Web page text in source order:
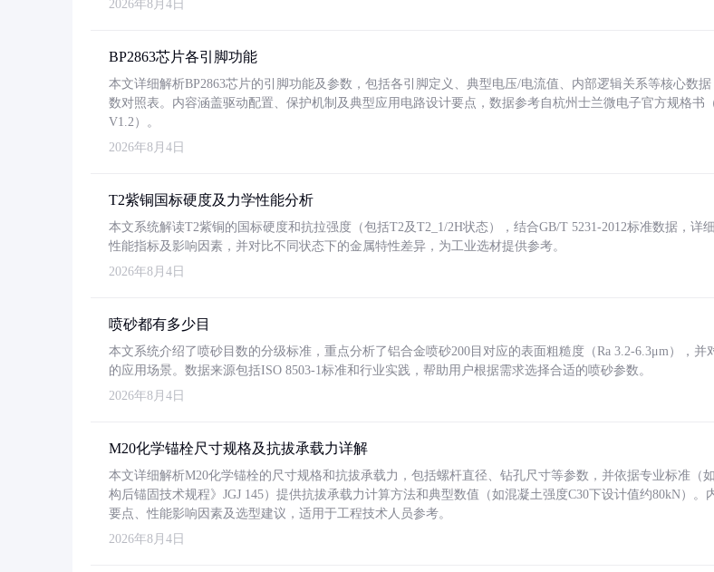
2026年8月4日
BP2863芯片各引脚功能
本文详细解析BP2863芯片的引脚功能及参数，包括各引脚定义、典型电压/电流值、内部逻辑关系等核心数
数对照表。内容涵盖驱动配置、保护机制及典型应用电路设计要点，数据参考自杭州士兰微电子官方规格书
V1.2）。
2026年8月4日
T2紫铜国标硬度及力学性能分析
本文系统解读T2紫铜的国标硬度和抗拉强度（包括T2及T2_1/2H状态），结合GB/T 5231-2012标准数据，详
性能指标及影响因素，并对比不同状态下的金属特性差异，为工业选材提供参考。
2026年8月4日
喷砂都有多少目
本文系统介绍了喷砂目数的分级标准，重点分析了铝合金喷砂200目对应的表面粗糙度（Ra 3.2-6.3μm），并
的应用场景。数据来源包括ISO 8503-1标准和行业实践，帮助用户根据需求选择合适的喷砂参数。
2026年8月4日
M20化学锚栓尺寸规格及抗拔承载力详解
本文详细解析M20化学锚栓的尺寸规格和抗拔承载力，包括螺杆直径、钻孔尺寸等参数，并依据专业标准（
构后锚固技术规程》JGJ 145）提供抗拔承载力计算方法和典型数值（如混凝土强度C30下设计值约80kN）。
要点、性能影响因素及选型建议，适用于工程技术人员参考。
2026年8月4日